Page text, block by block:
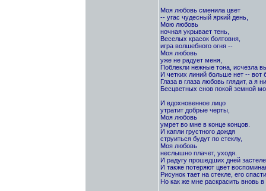
Моя любовь сменила цвет
-- угас чудесный яркий день,
Мою любовь
ночная укрывает тень,
Веселых красок болтовня,
игра волшебного огня --
Моя любовь
уже не радует меня,
Поблекли нежные тона, исчезла
И четких линий больше нет -- вот
Глаза в глаза любовь глядит, а я
Бесцветных снов покой земной
И вдохновенное лицо
утратит добрые черты,
Моя любовь
умрет во мне в конце концов.
И капли грустного дождя
струиться будут по стеклу,
Моя любовь
неслышно плачет, уходя.
И радугу прошедших дней
И также потеряют цвет
Рисунок тает на стекле, его
Но как же мне раскрасить вновь